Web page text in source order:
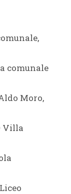
comunale
Moro,
Villa